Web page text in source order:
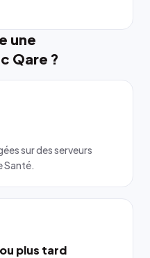
une
Qare ?
sur des serveurs
Santé.
plus tard